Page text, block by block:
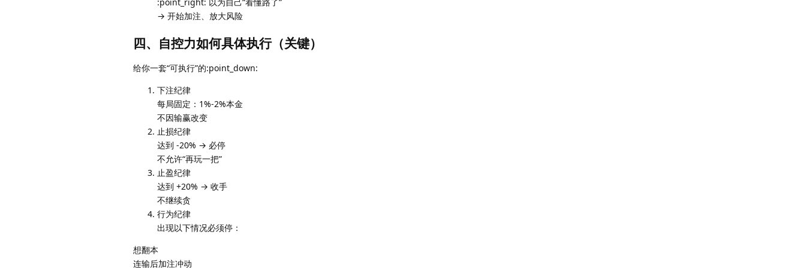
→ 开始加注、放大风险
四、自控力如何具体执行（关键）
给你一套“可执行”的:point_down:
下注纪律
每局固定：1%-2%本金
不因输赢改变
止损纪律
达到 -20% → 必停
不允许“再玩一把”
止盈纪律
达到 +20% → 收手
不继续贪
行为纪律
出现以下情况必须停：
想翻本
连输后加注冲动